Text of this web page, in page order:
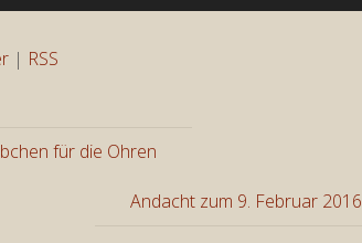
| RSS
für die Ohren
Andacht zum 9. Februar